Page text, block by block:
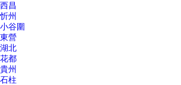
西昌
忻州
小谷圍
東營
湖北
花都
貴州
石柱